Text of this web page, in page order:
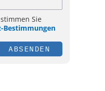
Sie
Bestimmungen
ABSENDEN